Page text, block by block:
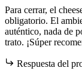
​Para cerrar, el
obligatorio. El
auténtico, nada de
trato. ¡Súper
Respuesta del